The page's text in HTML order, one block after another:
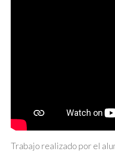
Trabajo realizado por el